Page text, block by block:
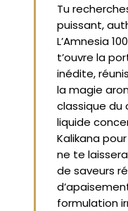
Tu
puissant,
L’Amnesia
t’ouvre la
inédite,
la magie
classique du
liquide
Kalikana
ne te
de saveurs
formulation